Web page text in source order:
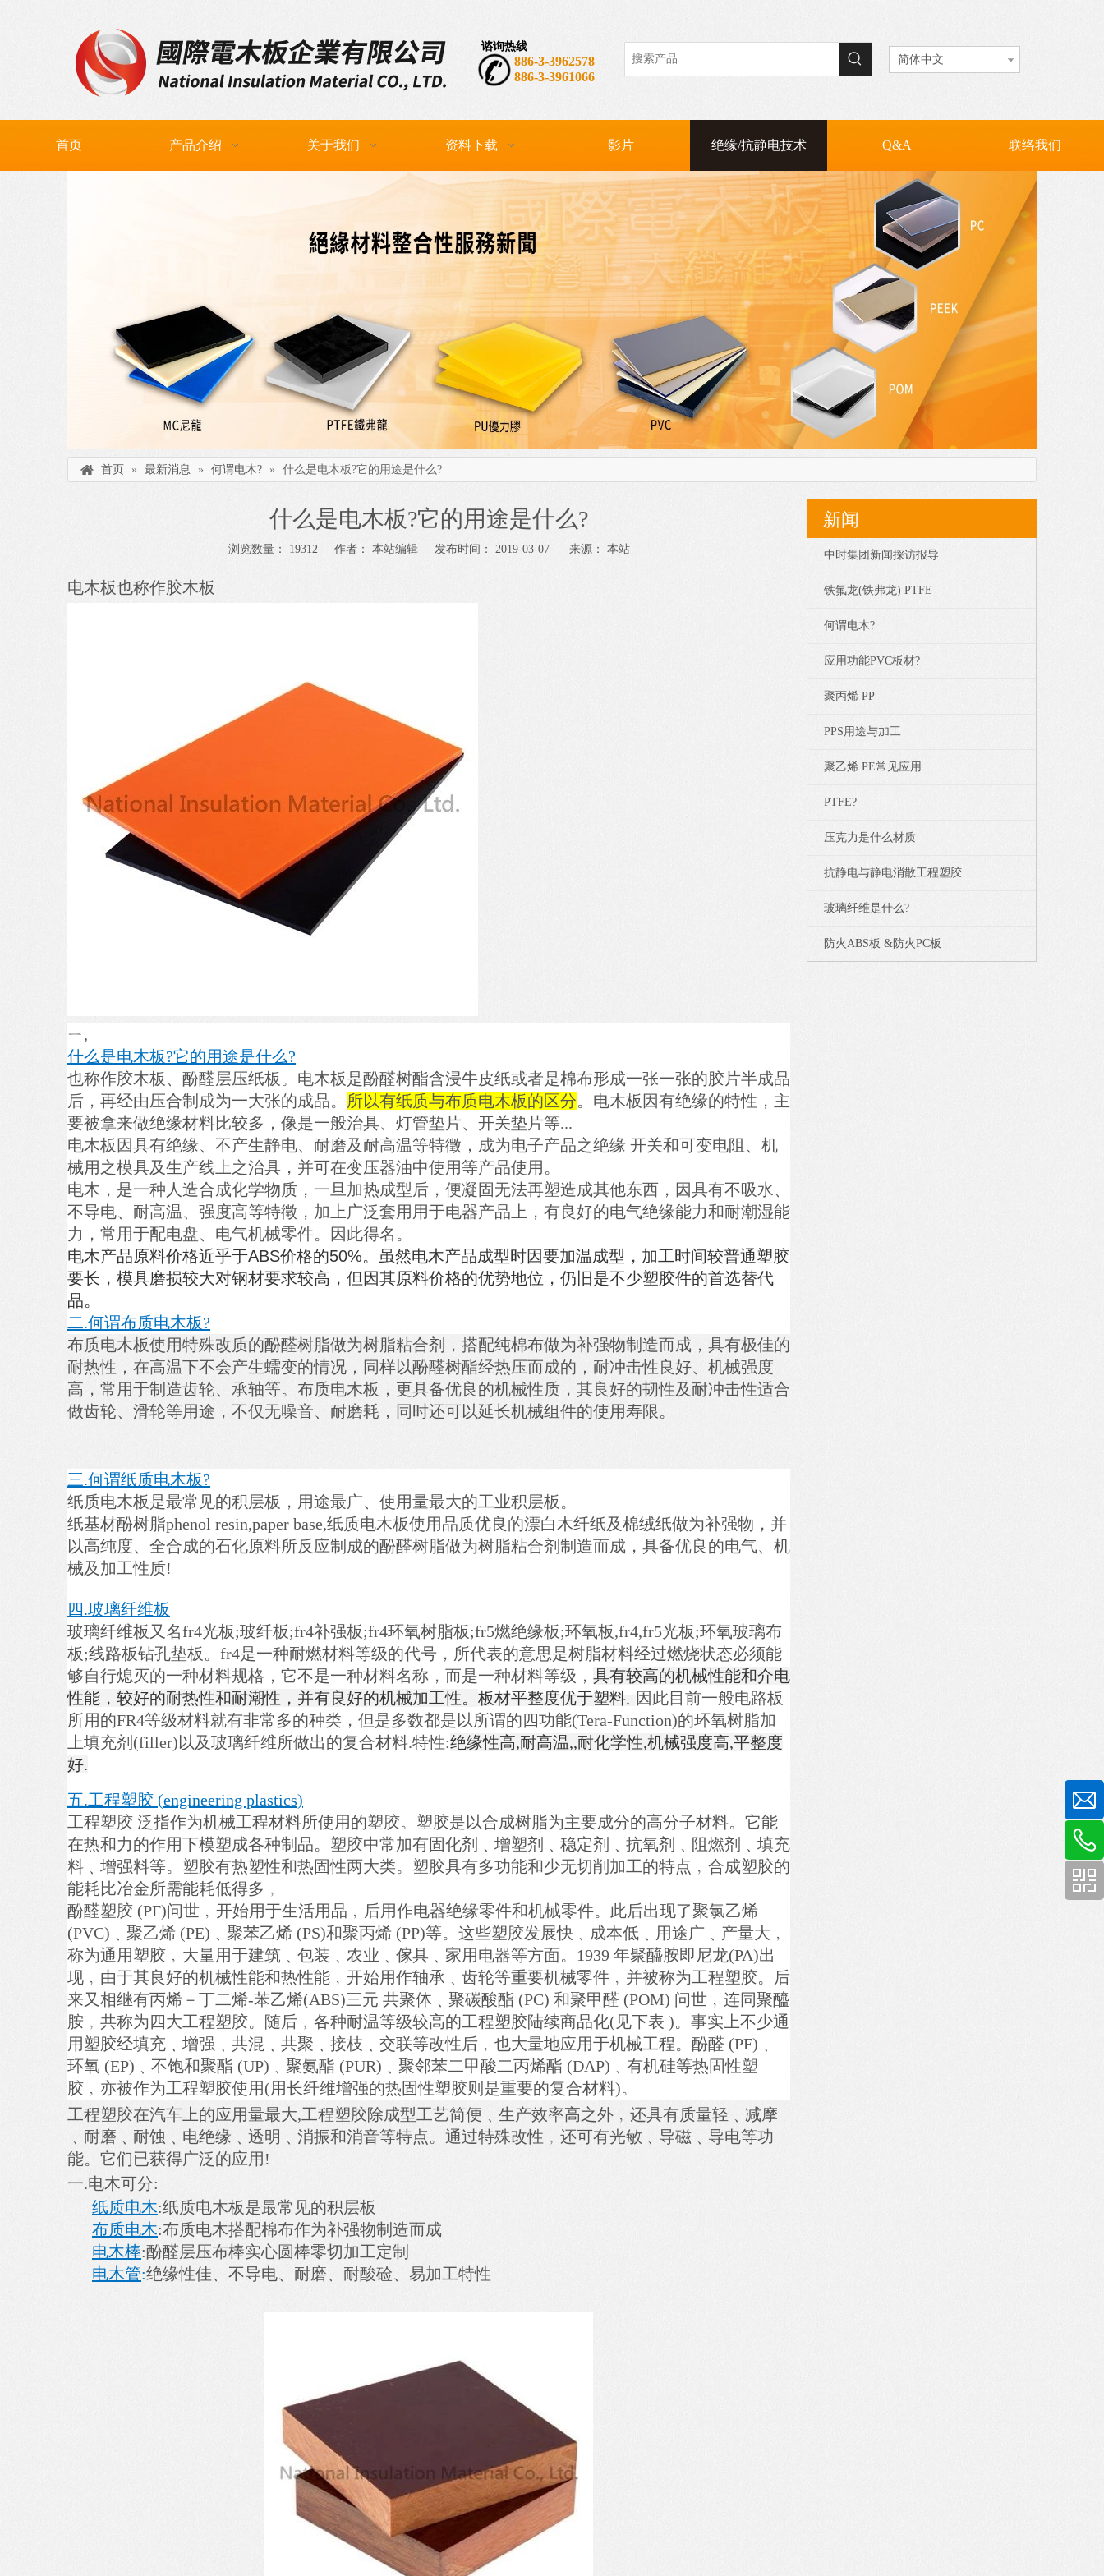
谘询热线
886-3-3962578
886-3-3961066
热门关键词： 抗静电电木板 抗静电纤维板 PC板 / PC扩散板
简体中文
首页 产品介绍 关于我们 资料下载 影片 绝缘/抗静电技术 Q&A 联络我们
首页 » 最新消息 » 何谓电木? » 什么是电木板?它的用途是什么?
什么是电木板?它的用途是什么?
浏览数量： 19312作者： 本站编辑 发布时间： 2019-03-07 来源： 本站
电木板也称作胶木板
ㄧ,
什么是电木板?它的用途是什么?
也称作胶木板、酚醛层压纸板。电木板是酚醛树酯含浸牛皮纸或者是棉布形成一张一张的胶片半成品
后，再经由压合制成为一大张的成品。 所以有纸质与布质电木板的区分。电木板因有绝缘的特性，主
要被拿来做绝缘材料比较多，像是一般治具、灯管垫片、开关垫片等...
电木板因具有绝缘、不产生静电、耐磨及耐高温等特徵，成为电子产品之绝缘 开关和可变电阻、机
械用之模具及生产线上之治具，并可在变压器油中使用等产品使用。
电木，是一种人造合成化学物质，一旦加热成型后，便凝固无法再塑造成其他东西，因具有不吸水、
不导电、耐高温、强度高等特徵，加上广泛套用用于电器产品上，有良好的电气绝缘能力和耐潮湿能
力，常用于配电盘、电气机械零件。因此得名。
电木产品原料价格近乎于ABS价格的50%。虽然电木产品成型时因要加温成型，加工时间较普通塑胶
要长，模具磨损较大对钢材要求较高，但因其原料价格的优势地位，仍旧是不少塑胶件的首选替代
品。
二.何谓布质电木板?
布质电木板使用特殊改质的酚醛树脂做为树脂粘合剂，搭配纯棉布做为补强物制造而成，具有极佳的
耐热性，在高温下不会产生蠕变的情况，同样以酚醛树酯经热压而成的，耐冲击性良好、机械强度
高，常用于制造齿轮、承轴等。布质电木板，更具备优良的机械性质，其良好的韧性及耐冲击性适合
做齿轮、滑轮等用途，不仅无噪音、耐磨耗，同时还可以延长机械组件的使用寿限。
三.何谓纸质电木板?
纸质电木板是最常见的积层板，用途最广、使用量最大的工业积层板。
纸基材酚树脂phenol resin,paper base,纸质电木板使用品质优良的漂白木纤纸及棉绒纸做为补强物，并
以高纯度、全合成的石化原料所反应制成的酚醛树脂做为树脂粘合剂制造而成，具备优良的电气、机
械及加工性质!
四.玻璃纤维板
玻璃纤维板又名fr4光板;玻纤板;fr4补强板;fr4环氧树脂板;fr5燃绝缘板;环氧板,fr4,fr5光板;环氧玻璃布
板;线路板钻孔垫板。fr4是一种耐燃材料等级的代号，所代表的意思是树脂材料经过燃烧状态必须能
够自行熄灭的一种材料规格，它不是一种材料名称，而是一种材料等级， 具有较高的机械性能和介电
性能，较好的耐热性和耐潮性，并有良好的机械加工性。 板材平整度优于塑料。
因此目前一般电路板
所用的FR4等级材料就有非常多的种类，但是多数都是以所谓的四功能(Tera-Function)的环氧树脂加
上填充剂(filler)以及玻璃纤维所做出的复合材料.特性:绝缘性高,耐高温,,耐化学性,机械强度高,平整度
好.
五.工程塑胶 (engineering plastics)
工程塑胶 泛指作为机械工程材料所使用的塑胶。塑胶是以合成树脂为主要成分的高分子材料。它能
在热和力的作用下模塑成各种制品。塑胶中常加有固化剂﹑增塑剂﹑稳定剂﹑抗氧剂﹑阻燃剂﹑填充
料﹑增强料等。塑胶有热塑性和热固性两大类。塑胶具有多功能和少无切削加工的特点﹐合成塑胶的
能耗比冶金所需能耗低得多﹐
酚醛塑胶 (PF)问世﹐开始用于生活用品﹐后用作电器绝缘零件和机械零件。此后出现了聚氯乙烯
(PVC)﹑聚乙烯 (PE)﹑聚苯乙烯 (PS)和聚丙烯 (PP)等。这些塑胶发展快﹑成本低﹑用途广﹑产量大﹐
称为通用塑胶﹐大量用于建筑﹑包装﹑农业﹑傢具﹑家用电器等方面。1939 年聚醯胺即尼龙(PA)出
现﹐由于其良好的机械性能和热性能﹐开始用作轴承﹑齿轮等重要机械零件﹐并被称为工程塑胶。后
来又相继有丙烯－丁二烯-苯乙烯(ABS)三元 共聚体﹑聚碳酸酯 (PC) 和聚甲醛 (POM) 问世﹐连同聚醯
胺﹐共称为四大工程塑胶。随后﹐各种耐温等级较高的工程塑胶陆续商品化(见下表 )。事实上不少通
用塑胶经填充﹑增强﹑共混﹑共聚﹑接枝﹑交联等改性后﹐也大量地应用于机械工程。酚醛 (PF)﹑
环氧 (EP)﹑不饱和聚酯 (UP)﹑聚氨酯 (PUR)﹑聚邻苯二甲酸二丙烯酯 (DAP)﹑有机硅等热固性塑
胶﹐亦被作为工程塑胶使用(用长纤维增强的热固性塑胶则是重要的复合材料)。
工程塑胶在汽车上的应用量最大,工程塑胶除成型工艺简便﹑生产效率高之外﹐还具有质量轻﹑减摩
﹑耐磨﹑耐蚀﹑电绝缘﹑透明﹑消振和消音等特点。通过特殊改性﹐还可有光敏﹑导磁﹑导电等功
能。它们已获得广泛的应用!
一.电木可分:
纸质电木:纸质电木板是最常见的积层板
布质电木:布质电木搭配棉布作为补强物制造而成
电木棒:酚醛层压布棒实心圆棒零切加工定制
电木管:绝缘性佳、不导电、耐磨、耐酸硷、易加工特性
新闻
中时集团新闻採访报导
铁氟龙(铁弗龙) PTFE
何谓电木?
应用功能PVC板材?
聚丙烯 PP
PPS用途与加工
聚乙烯 PE常见应用
PTFE?
压克力是什么材质
抗静电与静电消散工程塑胶
玻璃纤维是什么?
防火ABS板 &防火PC板